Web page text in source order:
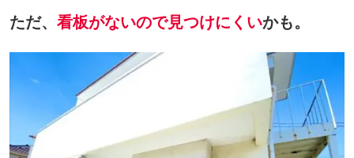
ただ、 看板がないので見つけにくいかも。